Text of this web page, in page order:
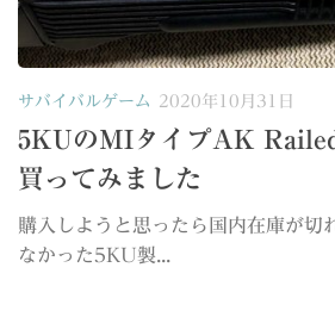
サバイバルゲーム 2020年10月31日
5KUのMIタイプAK
買ってみました
購入しようと思ったら国内在庫が切
なかった5KU製...